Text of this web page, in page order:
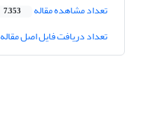
تعداد مشاهده مقاله 7,353
تعداد دریافت فایل اصل مقاله